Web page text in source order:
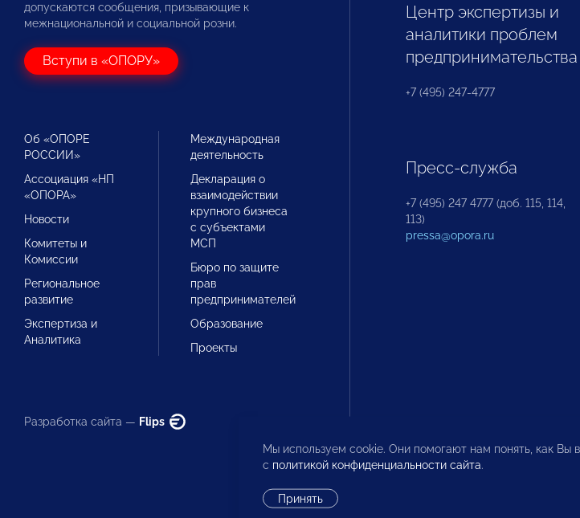
допускаются сообщения, призывающие к
межнациональной и социальной розни.
Вступи в «ОПОРУ»
Об «ОПОРЕ
РОССИИ»
Ассоциация «НП
«ОПОРА»
Новости
Комитеты и
Комиссии
Региональное
развитие
Экспертиза и
Аналитика
Международная
деятельность
Декларация о
взаимодействии
крупного бизнеса
с субъектами
МСП
Бюро по защите
прав
предпринимателей
Образование
Проекты
Разработка сайта — Flips
Центр экспертизы и
аналитики проблем
предпринимательства
+7 (495) 247-4777
Пресс-служба
+7 (495) 247 4777 (доб. 115, 114,
113)
pressa@opora.ru
Мы используем cookie. Они помогают нам понять, как Вы
с политикой конфиденциальности сайта.
Принять